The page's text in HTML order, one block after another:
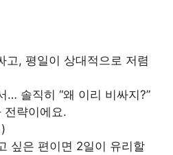
고, 평일이 상대적으로 저렴
… 솔직히 “왜 이리 비싸지?”
전략이에요.
싶은 편이면 2일이 유리할